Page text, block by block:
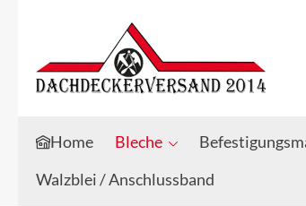
Zum Hauptinhalt springen
Zur Suche springen
Home Bleche
Walzblei / Anschlussband